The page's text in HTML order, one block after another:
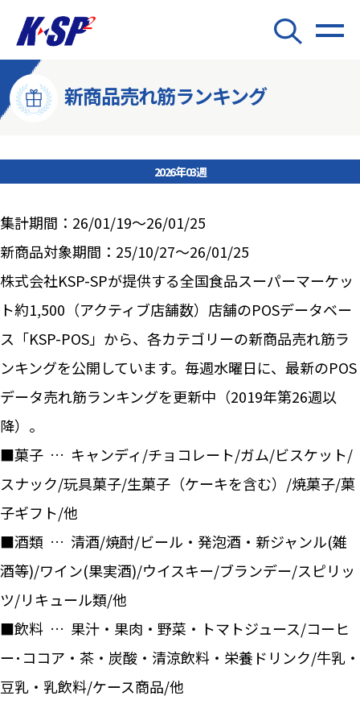
新商品売れ筋ランキング
2026年03週
集計期間：26/01/19～26/01/25
新商品対象期間：25/10/27～26/01/25
株式会社KSP-SPが提供する全国食品スーパーマーケッ
ト約1,500（アクティブ店舗数）店舗のPOSデータベー
ス「KSP-POS」から、各カテゴリーの新商品売れ筋ラ
ンキングを公開しています。毎週水曜日に、最新のPOS
データ売れ筋ランキングを更新中（2019年第26週以
降）。
■菓子 … キャンディ/チョコレート/ガム/ビスケット/
スナック/玩具菓子/生菓子（ケーキを含む）/焼菓子/菓
子ギフト/他
■酒類 … 清酒/焼酎/ビール・発泡酒・新ジャンル(雑
酒等)/ワイン(果実酒)/ウイスキー/ブランデー/スピリッ
ツ/リキュール類/他
■飲料 … 果汁・果肉・野菜・トマトジュース/コーヒ
ー･ココア・茶・炭酸・清涼飲料・栄養ドリンク/牛乳・
豆乳・乳飲料/ケース商品/他